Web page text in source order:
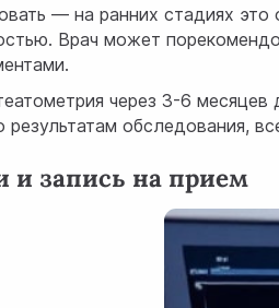
— на ранних стадиях
Врач может
через 3-6
обследования,
и запись на прием